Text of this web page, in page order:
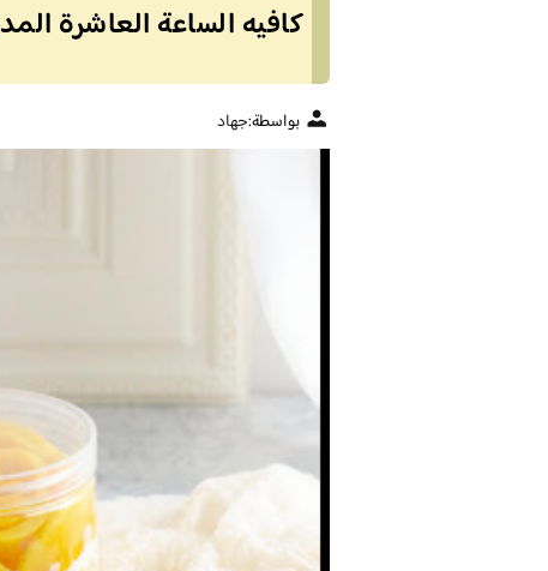
كافيه الساعة العاشرة
بواسطة:جهاد